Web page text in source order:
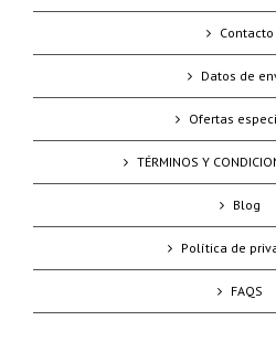
Contacto
Datos de
Ofertas
TÉRMINOS Y
Blog
Política de
FAQS